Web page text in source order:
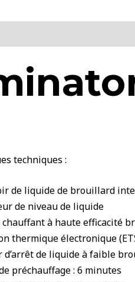
techniques :
de liquide de brouillard
de niveau de liquide
chauffant à haute efficacité
thermique électronique
d’arrêt de liquide à faible
préchauffage : 6 minutes